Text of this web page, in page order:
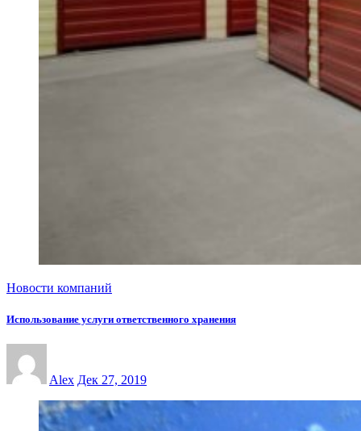
Новости компаний
Использование услуги ответственного хранения
Alex Дек 27, 2019